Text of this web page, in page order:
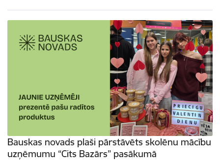
Bauskas novads plaši pārstāvēts skolēnu mācību
uzņēmumu “Cits Bazārs” pasākumā